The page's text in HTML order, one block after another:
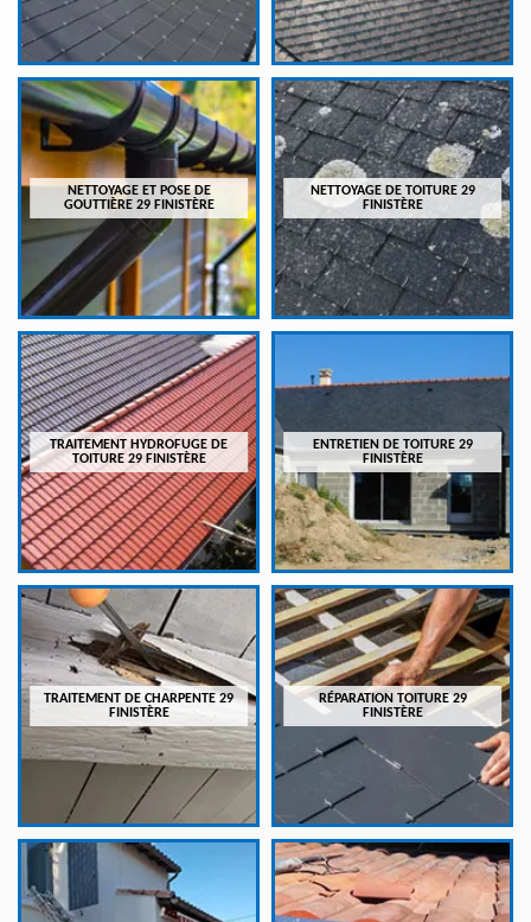
NETTOYAGE ET POSE DE
GOUTTIÈRE 29 FINISTÈRE
NETTOYAGE DE TOITURE 29
FINISTÈRE
TRAITEMENT HYDROFUGE DE
TOITURE 29 FINISTÈRE
ENTRETIEN DE TOITURE 29
FINISTÈRE
TRAITEMENT DE CHARPENTE 29
FINISTÈRE
RÉPARATION TOITURE 29
FINISTÈRE